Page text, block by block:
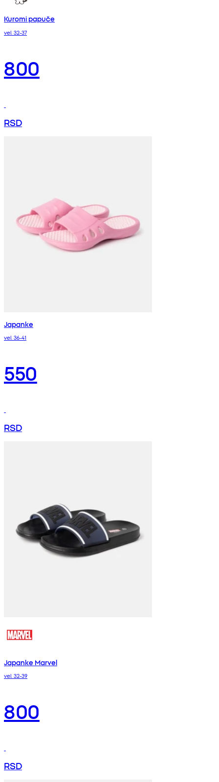
Kuromi papuče
vel. 32-37
800
RSD
Japanke
vel. 36-41
550
RSD
Japanke Marvel
vel. 32-39
800
RSD